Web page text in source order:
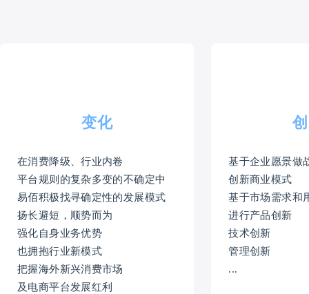
变化
在消费降级、行业内卷
平台规则的复杂多变的不确定中
易佰积极找寻确定性的发展模式
扬长避短，顺势而为
强化自身业务优势
也拥抱行业新模式
把握海外新兴消费市场
及电商平台发展红利
基于企业愿景做
创新商业模式
基于市场需求和
进行产品创新
技术创新
管理创新
...